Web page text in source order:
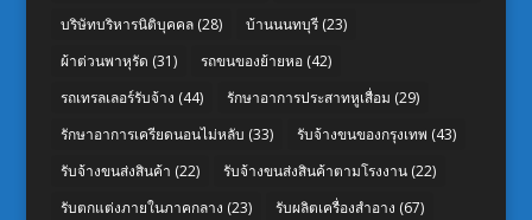
บริษัทบริหารนิติบุคคล(28) บ้านนนทบุรี(23)
ผ้าต่วนพาหุรัด (31) รถขนของย้ายหอ(42)
รถเทรลเลอร์รับจ้าง (44) รักษาอาการประสาทหูเสื่อม (29)
รักษาอาการเครียดนอนไม่หลับ (33) รับจ้างขนของกรุงเทพ (43)
รับจ้างขนส่งสินค้า (22) รับจ้างขนส่งสินค้าตามโรงงาน(22)
รับตกแต่งภายในภาคกลาง (23) รับผลิตเครื่องสำอาง (67)